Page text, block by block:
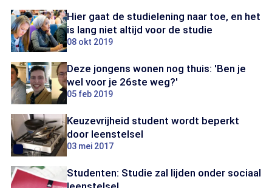
Hier gaat de studielening naar toe, en het
is lang niet altijd voor de studie
08 okt 2019
Deze jongens wonen nog thuis: 'Ben je
wel voor je 26ste weg?'
05 feb 2019
Keuzevrijheid student wordt beperkt
door leenstelsel
03 mei 2017
Studenten: Studie zal lijden onder sociaal